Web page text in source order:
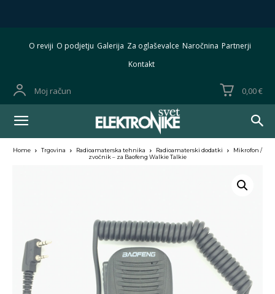
O reviji O podjetju Galerija Za oglaševalce Naročnina Partnerji
Kontakt
Moj račun 0,00 €
Home Trgovina Radioamaterska tehnika Radioamaterski dodatki
Mikrofon /
zvočnik – za Baofeng Walkie Talkie